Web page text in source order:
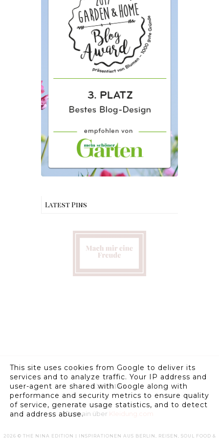
Latest Pins
Credits
Domain über Kleidung.com
2026 © THE NINA EDITION | INSPIRATIONEN AUS BERLIN, REISEN, SOUL FOOD &
This site uses cookies from Google to deliver its
services and to analyze traffic. Your IP address and
user-agent are shared with Google along with
performance and security metrics to ensure quality
of service, generate usage statistics, and to detect
and address abuse.